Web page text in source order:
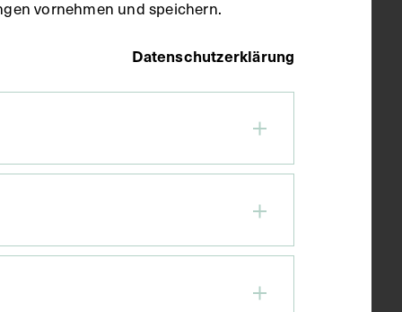
vornehmen und speichern.
Datenschutzerklärung